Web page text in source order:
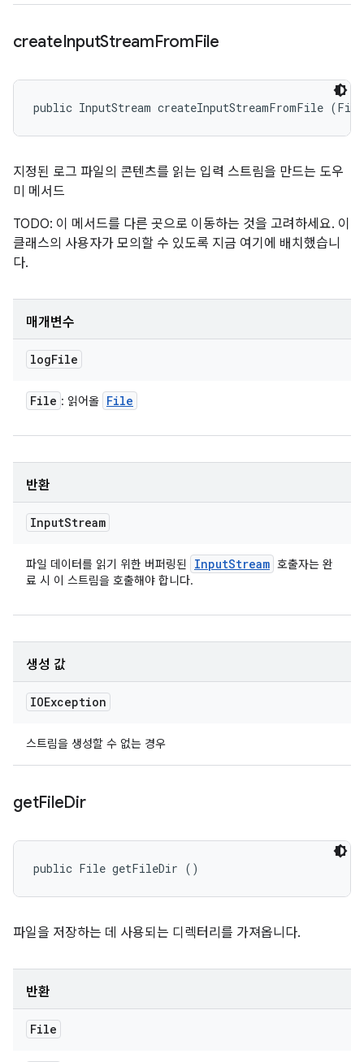
createInputStreamFromFile
public InputStream createInputStreamFromFile
지정된 로그 파일의 콘텐츠를 읽는 입력 스트림을 만드는 도우
미 메서드
TODO: 이 메서드를 다른 곳으로 이동하는 것을 고려하세요. 이
클래스의 사용자가 모의할 수 있도록 지금 여기에 배치했습니
다.
매개변수
logFile
File : 읽어올 File
반환
InputStream
파일 데이터를 읽기 위한 버퍼링된 InputStream 호출자는 완
료 시 이 스트림을 호출해야 합니다.
생성 값
IOException
스트림을 생성할 수 없는 경우
getFileDir
public File getFileDir ()
파일을 저장하는 데 사용되는 디렉터리를 가져옵니다.
반환
File